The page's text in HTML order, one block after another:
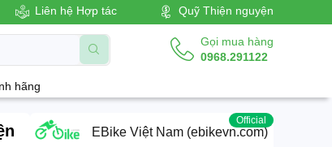
Liên hệ Hợp tác Quỹ Thiện nguyện
Gọi mua hàng
0968.291122
hãng
EBike Việt Nam (ebikevn.com)
Official